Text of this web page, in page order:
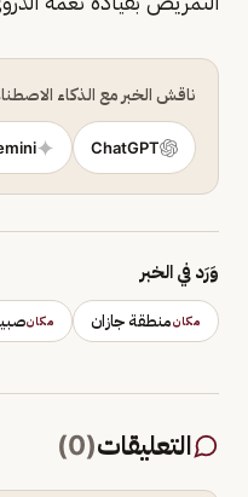
ناقش الخبر مع الذكاء
ChatGPT
وَرَد في الخبر
مكانمنطقة جازان مكان
التعليقات(
0
)